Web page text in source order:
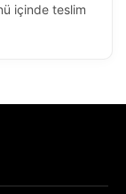
içinde teslim